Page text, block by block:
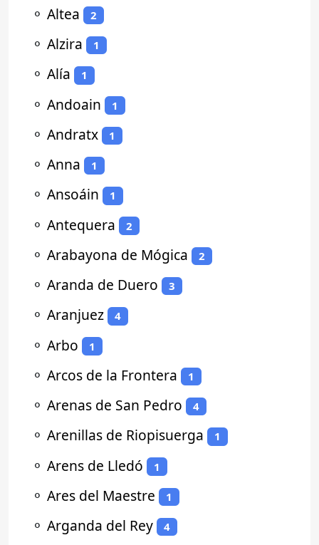
⚬ Altea 2
⚬ Alzira 1
⚬ Alía 1
⚬ Andoain 1
⚬ Andratx 1
⚬ Anna 1
⚬ Ansoáin 1
⚬ Antequera 2
⚬ Arabayona de Mógica 2
⚬ Aranda de Duero 3
⚬ Aranjuez 4
⚬ Arbo 1
⚬ Arcos de la Frontera 1
⚬ Arenas de San Pedro 4
⚬ Arenillas de Riopisuerga 1
⚬ Arens de Lledó 1
⚬ Ares del Maestre 1
⚬ Arganda del Rey 4